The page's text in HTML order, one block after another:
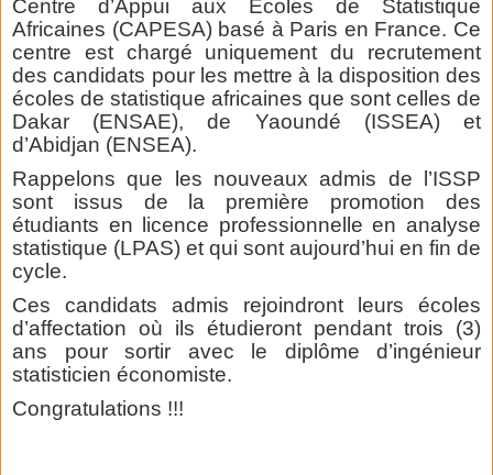
Centre d’Appui aux Ecoles de Statistique
Africaines (CAPESA) basé à Paris en France. Ce
centre est chargé uniquement du recrutement
des candidats pour les mettre à la disposition des
écoles de statistique africaines que sont celles de
Dakar (ENSAE), de Yaoundé (ISSEA) et
d’Abidjan (ENSEA).
Rappelons que les nouveaux admis de l’ISSP
sont issus de la première promotion des
étudiants en licence professionnelle en analyse
statistique (LPAS) et qui sont aujourd’hui en fin de
cycle.
Ces candidats admis rejoindront leurs écoles
d’affectation où ils étudieront pendant trois (3)
ans pour sortir avec le diplôme d’ingénieur
statisticien économiste.
Congratulations !!!